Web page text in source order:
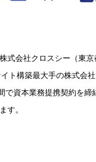
式会社クロスシー（東
ト構築最大手の株式会
資本業務提携契約を
す。